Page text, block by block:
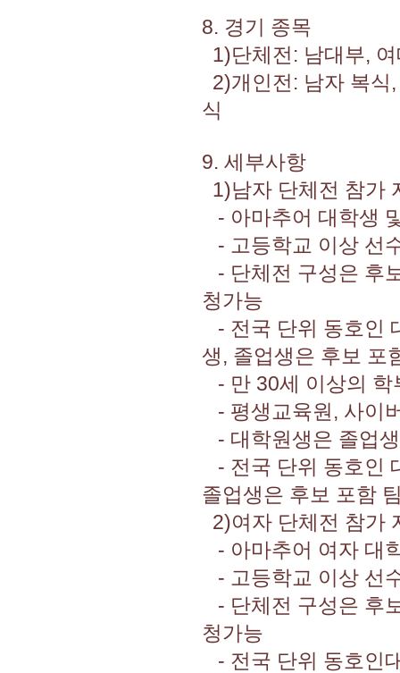
8. 경기 종목
1)단체전: 남대부,
2)개인전: 남자 복식
식
9. 세부사항
1)남자 단체전 참가
- 아마추어 대학생
- 고등학교 이상 선
- 단체전 구성은 후
청가능
- 전국 단위 동호인
생, 졸업생은 후보 포
- 만 30세 이상의 학
- 평생교육원, 사이
- 대학원생은 졸업
- 전국 단위 동호인
졸업생은 후보 포함
2)여자 단체전 참가
- 아마추어 여자 대
- 고등학교 이상 선
- 단체전 구성은 후
청가능
- 전국 단위 동호인